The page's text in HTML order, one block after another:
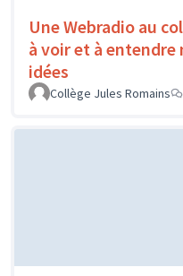
Une Webradio au
à voir et à entendre
idées
Collège Jules Romains